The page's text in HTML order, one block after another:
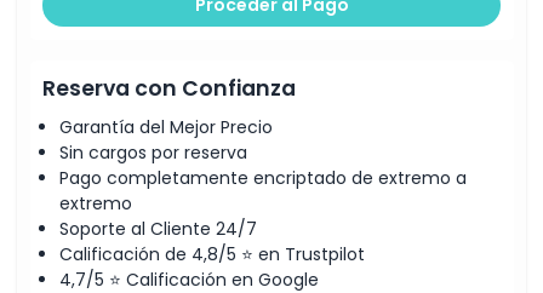
Proceder al Pago
Reserva con Confianza
Garantía del Mejor Precio
Sin cargos por reserva
Pago completamente encriptado de extremo a
extremo
Soporte al Cliente 24/7
Calificación de 4,8/5 ⭐ en Trustpilot
4,7/5 ⭐ Calificación en Google